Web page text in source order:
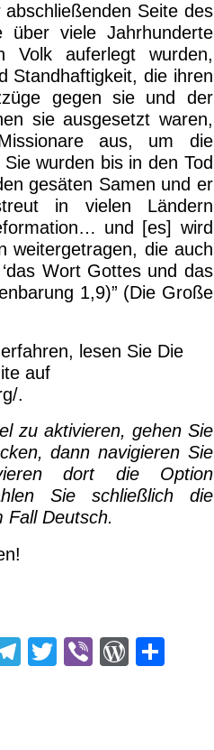
Seite des
über viele Jahrhunderte
Volk auferlegt wurden,
Standhaftigkeit, die ihren
gegen sie und der
sie ausgesetzt waren,
aus, um die
wurden bis in den Tod
gesäten Samen und er
in vielen Ländern
und [es] wird
weitergetragen, die auch
Wort Gottes und das
1,9)” (Die Große
lesen Sie Die
auf
.
zu aktivieren, gehen Sie
dann navigieren Sie
dort die Option
Sie schließlich die
Fall Deutsch.
T T Vi W T